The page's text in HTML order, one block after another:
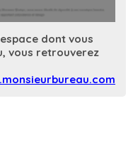
dont vous
vous retrouverez